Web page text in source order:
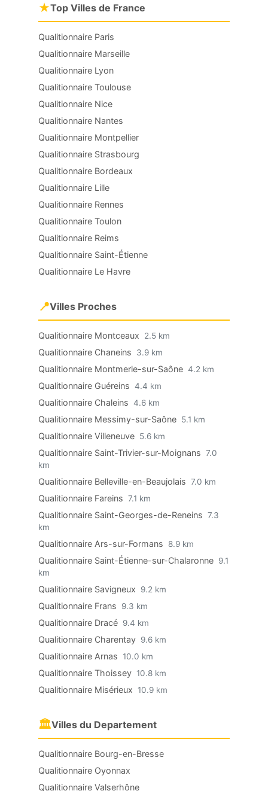
★Top Villes de France
Qualitionnaire Paris
Qualitionnaire Marseille
Qualitionnaire Lyon
Qualitionnaire Toulouse
Qualitionnaire Nice
Qualitionnaire Nantes
Qualitionnaire Montpellier
Qualitionnaire Strasbourg
Qualitionnaire Bordeaux
Qualitionnaire Lille
Qualitionnaire Rennes
Qualitionnaire Toulon
Qualitionnaire Reims
Qualitionnaire Saint-Étienne
Qualitionnaire Le Havre
📍Villes Proches
Qualitionnaire Montceaux 2.5 km
Qualitionnaire Chaneins 3.9 km
Qualitionnaire Montmerle-sur-Saône 4.2 km
Qualitionnaire Guéreins 4.4 km
Qualitionnaire Chaleins 4.6 km
Qualitionnaire Messimy-sur-Saône 5.1 km
Qualitionnaire Villeneuve 5.6 km
Qualitionnaire Saint-Trivier-sur-Moignans 7.0
km
Qualitionnaire Belleville-en-Beaujolais 7.0 km
Qualitionnaire Fareins 7.1 km
Qualitionnaire Saint-Georges-de-Reneins 7.3
km
Qualitionnaire Ars-sur-Formans 8.9 km
Qualitionnaire Saint-Étienne-sur-Chalaronne 9.1
km
Qualitionnaire Savigneux 9.2 km
Qualitionnaire Frans 9.3 km
Qualitionnaire Dracé 9.4 km
Qualitionnaire Charentay 9.6 km
Qualitionnaire Arnas 10.0 km
Qualitionnaire Thoissey 10.8 km
Qualitionnaire Misérieux 10.9 km
🏛Villes du Departement
Qualitionnaire Bourg-en-Bresse
Qualitionnaire Oyonnax
Qualitionnaire Valserhône